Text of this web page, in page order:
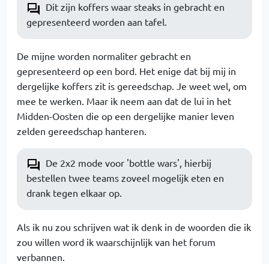
Dit zijn koffers waar steaks in gebracht en
gepresenteerd worden aan tafel.
De mijne worden normaliter gebracht en
gepresenteerd op een bord. Het enige dat bij mij in
dergelijke koffers zit is gereedschap. Je weet wel, om
mee te werken. Maar ik neem aan dat de lui in het
Midden-Oosten die op een dergelijke manier leven
zelden gereedschap hanteren.
De 2x2 mode voor 'bottle wars', hierbij
bestellen twee teams zoveel mogelijk eten en
drank tegen elkaar op.
Als ik nu zou schrijven wat ik denk in de woorden die ik
zou willen word ik waarschijnlijk van het forum
verbannen.